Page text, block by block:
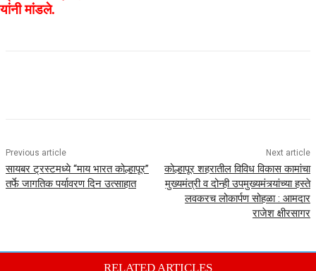
यांनी मांडले.
Previous article
सायबर ट्रस्टमध्ये “माय भारत कोल्हापूर”
तर्फे जागतिक पर्यावरण दिन उत्साहात
Next article
कोल्हापूर शहरातील विविध विकास कामांचा
मुख्यमंत्री व दोन्ही उपमुख्यमंत्र्यांच्या हस्ते
लवकरच लोकार्पण सोहळा : आमदार
राजेश क्षीरसागर
RELATED ARTICLES